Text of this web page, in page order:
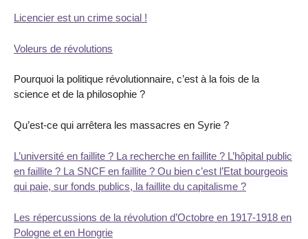
Licencier est un crime social !
Voleurs de révolutions
Pourquoi la politique révolutionnaire, c’est à la fois de la
science et de la philosophie ?
Qu’est-ce qui arrêtera les massacres en Syrie ?
L’université en faillite ? La recherche en faillite ? L’hôpital public
en faillite ? La SNCF en faillite ? Ou bien c’est l’Etat bourgeois
qui paie, sur fonds publics, la faillite du capitalisme ?
Les répercussions de la révolution d’Octobre en 1917-1918 en
Pologne et en Hongrie